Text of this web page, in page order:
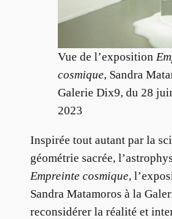
Vue de l’exposition
cosmique, Sandra
Galerie Dix9, du 28
2023
Inspirée tout autant par la
géométrie sacrée,
Empreinte cosmique,
Sandra Matamoros à la
reconsidérer la réalité et